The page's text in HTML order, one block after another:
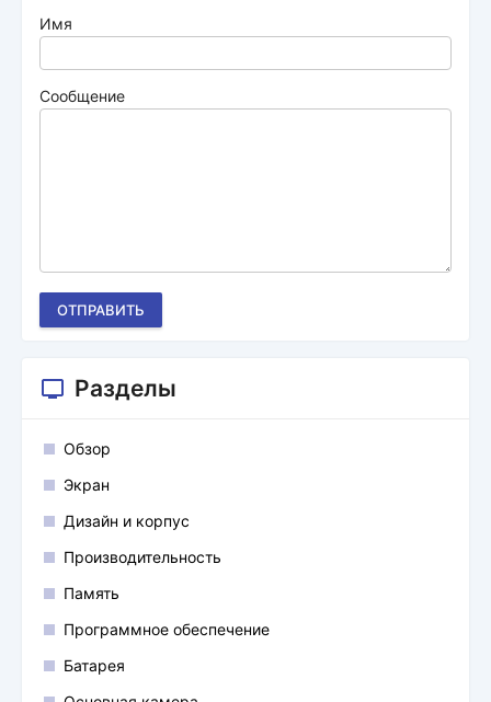
Имя
Сообщение
ОТПРАВИТЬ
Разделы
Обзор
Экран
Дизайн и корпус
Производительность
Память
Программное обеспечение
Батарея